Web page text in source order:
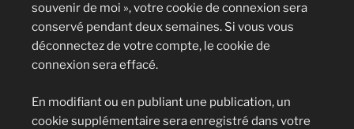
souvenir de moi », votre cookie de connexion sera
conservé pendant deux semaines. Si vous vous
déconnectez de votre compte, le cookie de
connexion sera effacé.
En modifiant ou en publiant une publication, un
cookie supplémentaire sera enregistré dans votre